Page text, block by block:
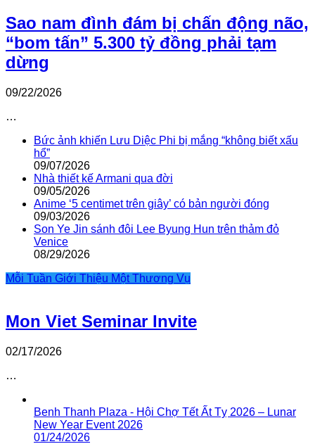
Sao nam đình đám bị chấn động não,
“bom tấn” 5.300 tỷ đồng phải tạm
dừng
09/22/2026
…
Bức ảnh khiến Lưu Diệc Phi bị mắng “không biết xấu
hổ”
09/07/2026
Nhà thiết kế Armani qua đời
09/05/2026
Anime ‘5 centimet trên giây’ có bản người đóng
09/03/2026
Son Ye Jin sánh đôi Lee Byung Hun trên thảm đỏ
Venice
08/29/2026
Mỗi Tuần Giới Thiệu Một Thương Vụ
Mon Viet Seminar Invite
02/17/2026
…
Benh Thanh Plaza - Hội Chợ Tết Ất Tỵ 2026 – Lunar
New Year Event 2026
01/24/2026